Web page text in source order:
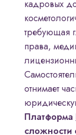
кадровых
требующая
права,
отнимает
Платформа
сложности